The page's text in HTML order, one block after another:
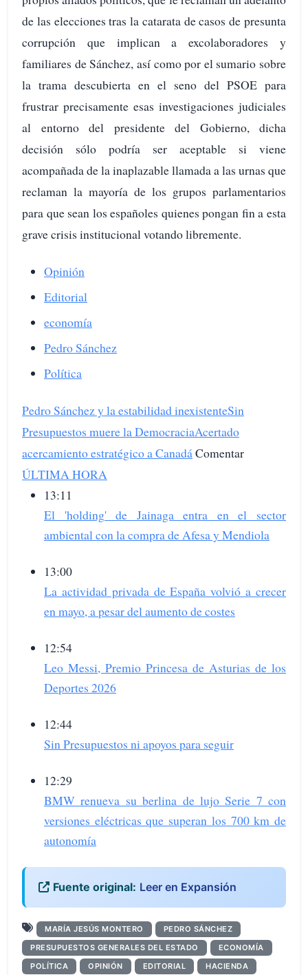
de las elecciones tras la catarata de casos de presunta
corrupción que implican a excolaboradores y
familiares de Sánchez, así como por el sumario sobre
la trama descubierta en el seno del PSOE para
frustrar precisamente esas investigaciones judiciales
al entorno del presidente del Gobierno, dicha
decisión sólo podría ser aceptable si viene
acompañada de la inaplazable llamada a las urnas que
reclaman la mayoría de los grupos parlamentarios
para que sean los españoles quienes pongan fin a esta
grave crisis institucional votando libremente.
Opinión
Editorial
economía
Pedro Sánchez
Política
Pedro Sánchez y la estabilidad inexistenteSin
Presupuestos muere la DemocraciaAcertado
acercamiento estratégico a CanadáComentar
ÚLTIMA HORA
13:11
El 'holding' de Jainaga entra en el sector
ambiental con la compra de Afesa y Mendiola
13:00
La actividad privada de España volvió a crecer
en mayo, a pesar del aumento de costes
12:54
Leo Messi, Premio Princesa de Asturias de los
Deportes 2026
12:44
Sin Presupuestos ni apoyos para seguir
12:29
BMW renueva su berlina de lujo Serie 7 con
versiones eléctricas que superan los 700 km de
autonomía
Fuente original: Leer en Expansión
MARÍA JESÚS MONTERO
PEDRO SÁNCHEZ
PRESUPUESTOS GENERALES DEL ESTADO
ECONOMÍA
POLÍTICA
OPINIÓN EDITORIAL HACIENDA